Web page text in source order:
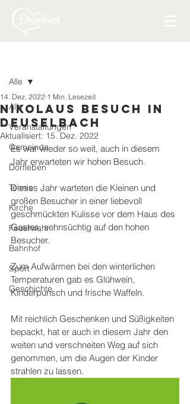
Alle
Veranstaltungen
Gemeinde
Dorfleben
Tennis
Kirche
Feuerwehr
Bahnhof
Sport
Geschichte
Alle
Nikolaus Besuch in
Deuselbach
14. Dez. 2022 1 Min. Lesezeit
Aktualisiert: 15. Dez. 2022
Es war wieder so weit, auch in diesem
Jahr erwarteten wir hohen Besuch.
Dieses Jahr warteten die Kleinen und
großen Besucher in einer liebevoll
geschmückten Kulisse vor dem Haus des
Gastes, sehnsüchtig auf den hohen
Besucher.
Zum Aufwärmen bei den winterlichen
Temperaturen gab es Glühwein,
Kinderpunsch und frische Waffeln.
Mit reichlich Geschenken und Süßigkeiten
bepackt, hat er auch in diesem Jahr den
weiten und verschneiten Weg auf sich
genommen, um die Augen der Kinder
strahlen zu lassen.